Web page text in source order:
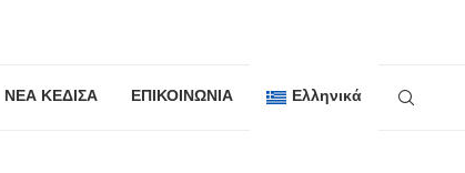
ΝΕΑ ΚΕΔΙΣΑ ΕΠΙΚΟΙΝΩΝΙΑ Ελληνικά